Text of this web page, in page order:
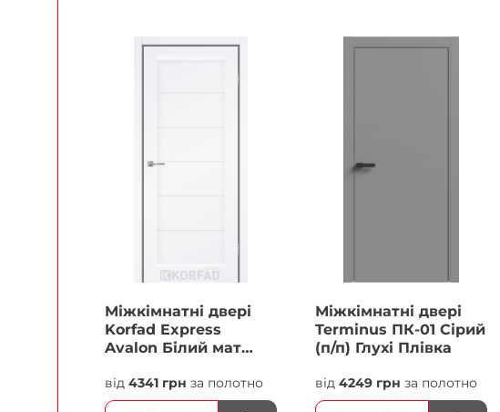
Міжкімнатні двері
Korfad Express
Avalon Білий мат
Плівка
від 4341 грн за полотно
Міжкімнатні двері
Terminus ПК-01 Сірий
(п/п) Глухі Плівка
від4249 грн за полотно